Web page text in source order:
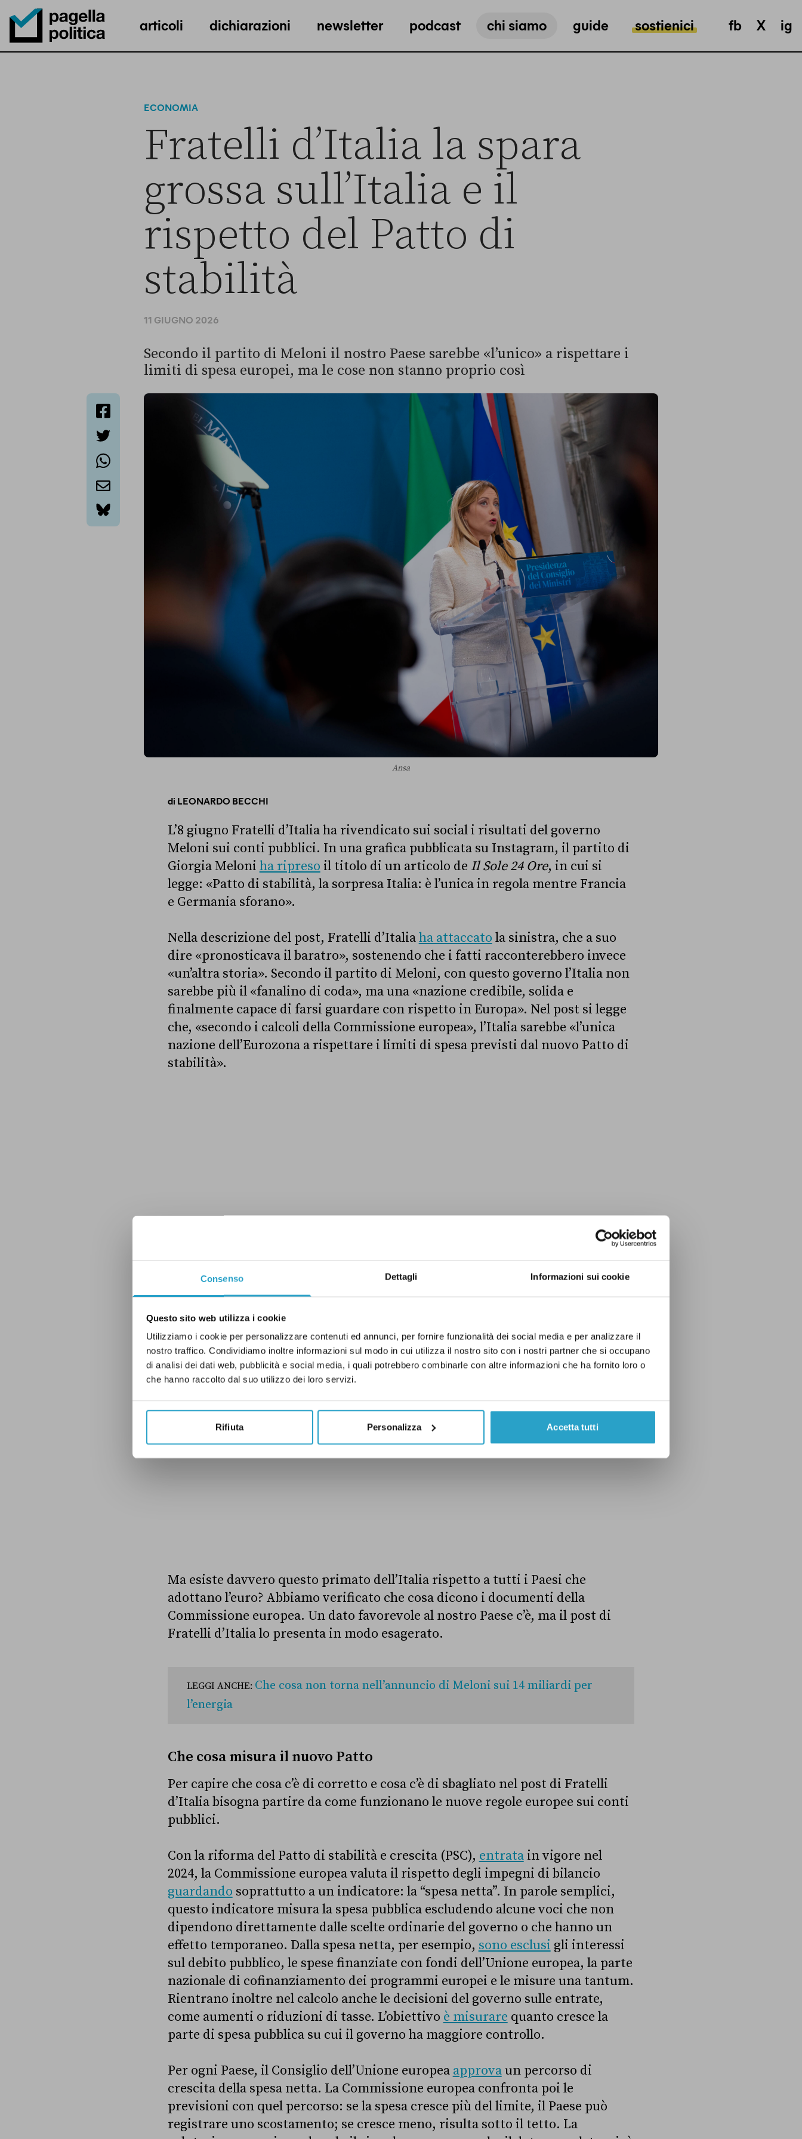
Consenso Dettagli Informazioni sui cookie
Questo sito web utilizza i cookie
Utilizziamo i cookie per personalizzare contenuti ed annunci, per fornire funzionalità dei social media e per analizzare il
nostro traffico. Condividiamo inoltre informazioni sul modo in cui utilizza il nostro sito con i nostri partner che si occupano
di analisi dei dati web, pubblicità e social media, i quali potrebbero combinarle con altre informazioni che ha fornito loro o
che hanno raccolto dal suo utilizzo dei loro servizi.
Rifiuta Personalizza Accetta tutti
Pagella Politica Logo
articoli dichiarazioni newsletter podcast chi siamo guide sostienici fb X ig
ECONOMIA
Fratelli d’Italia la spara
grossa sull’Italia e il
rispetto del Patto di
stabilità
11 GIUGNO 2026
bluesky
Secondo il partito di Meloni il nostro Paese sarebbe «l’unico» a rispettare i
limiti di spesa europei, ma le cose non stanno proprio così
Ansa
di LEONARDO BECCHI
L’8 giugno Fratelli d’Italia ha rivendicato sui social i risultati del governo
Meloni sui conti pubblici. In una grafica pubblicata su Instagram, il partito di
Giorgia Meloni ha ripreso il titolo di un articolo de Il Sole 24 Ore, in cui si
legge: «Patto di stabilità, la sorpresa Italia: è l’unica in regola mentre Francia
e Germania sforano».
Nella descrizione del post, Fratelli d’Italiaha attaccato la sinistra, che a suo
dire «pronosticava il baratro», sostenendo che i fatti racconterebbero invece
«un’altra storia». Secondo il partito di Meloni, con questo governo l’Italia non
sarebbe più il «fanalino di coda», ma una «nazione credibile, solida e
finalmente capace di farsi guardare con rispetto in Europa». Nel post si legge
che, «secondo i calcoli della Commissione europea», l’Italia sarebbe «l’unica
nazione dell’Eurozona a rispettare i limiti di spesa previsti dal nuovo Patto di
stabilità».
Ma esiste davvero questo primato dell’Italia rispetto a tutti i Paesi che
adottano l’euro? Abbiamo verificato che cosa dicono i documenti della
Commissione europea. Un dato favorevole al nostro Paese c’è, ma il post di
Fratelli d’Italia lo presenta in modo esagerato.
LEGGI ANCHE: Che cosa non torna nell’annuncio di Meloni sui 14 miliardi per
l’energia
Che cosa misura il nuovo Patto
Per capire che cosa c’è di corretto e cosa c’è di sbagliato nel post di Fratelli
d’Italia bisogna partire da come funzionano le nuove regole europee sui conti
pubblici.
Con la riforma del Patto di stabilità e crescita (PSC), entratain vigore nel
2024, la Commissione europea valuta il rispetto degli impegni di bilancio
guardando soprattutto a un indicatore: la “spesa netta”. In parole semplici,
questo indicatore misura la spesa pubblica escludendo alcune voci che non
dipendono direttamente dalle scelte ordinarie del governo o che hanno un
effetto temporaneo. Dalla spesa netta, per esempio, sono esclusi gli interessi
sul debito pubblico, le spese finanziate con fondi dell’Unione europea, la parte
nazionale di cofinanziamento dei programmi europei e le misure una tantum.
Rientrano inoltre nel calcolo anche le decisioni del governo sulle entrate,
come aumenti o riduzioni di tasse. L’obiettivo è misurare quanto cresce la
parte di spesa pubblica su cui il governo ha maggiore controllo.
Per ogni Paese, il Consiglio dell’Unione europea approvaun percorso di
crescita della spesa netta. La Commissione europea confronta poi le
previsioni con quel percorso: se la spesa cresce più del limite, il Paese può
registrare uno scostamento; se cresce meno, risulta sotto il tetto. La